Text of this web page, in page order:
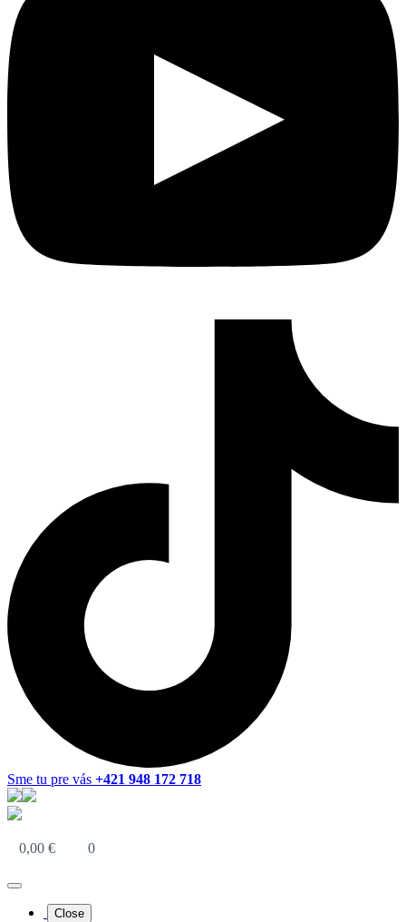
Sme tu pre vás +421 948 172 718
0,00 € 0
Close